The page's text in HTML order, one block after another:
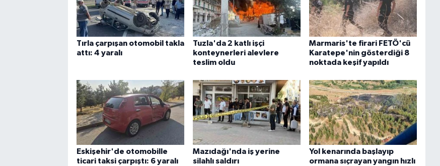
Tırla çarpışan otomobil takla
attı: 4 yaralı
Tuzla'da 2 katlı işçi
konteynerleri alevlere
teslim oldu
Marmaris'te firari FETÖ'cü
Karatepe'nin gösterdiği 8
noktada keşif yapıldı
Eskişehir'de otomobille
ticari taksi çarpıştı: 6 yaralı
Mazıdağı'nda iş yerine
silahlı saldırı
Yol kenarında başlayıp
ormana sıçrayan yangın hızlı